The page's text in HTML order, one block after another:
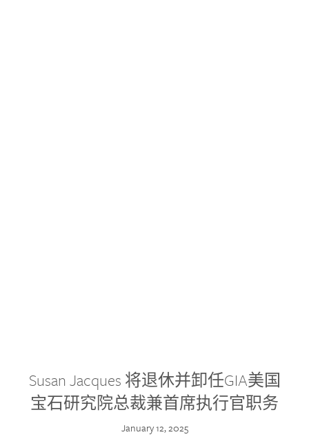
Susan Jacques 将退休并卸任GIA美国
宝石研究院总裁兼首席执行官职务
January 12, 2025